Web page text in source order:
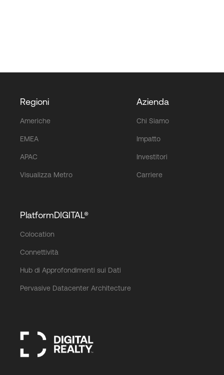
Regioni
Americhe
EMEA
APAC
Visualizza Metro
Azienda
Chi Siamo
Impatto
Investitori
Carriere
PlatformDIGITAL®
Colocation
Connettività
Hub di Approfondimenti sui Dati
Pervasive Datacenter Architecture